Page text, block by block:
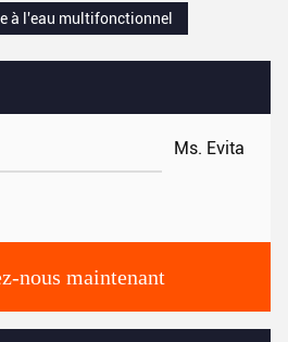
Ms. Evita
nous maintenant
à l'eau multifonctionnel